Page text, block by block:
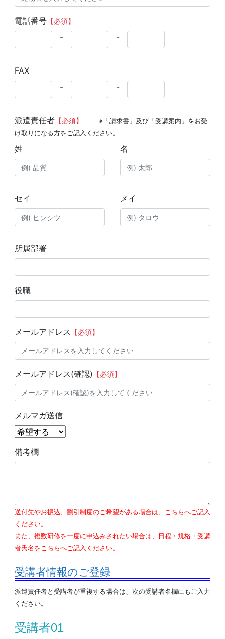
電話番号【必須】
- -
FAX
-
-
派遣責任者【必須】
※「請求書」及び「受講案内」をお受
け取りになる方をご記入ください。
姓 名
セイ メイ
所属部署
役職
メールアドレス 【必須】
メールアドレス(確認) 【必須】
メルマガ送信
備考欄
送付先やお振込、割引制度のご希望がある場合は、こちらへご記入
ください。
また、複数研修を一度に申込みされたい場合は、日程・規格・受講
者氏名をこちらへご記入ください。
受講者情報のご登録
派遣責任者と受講者が重複する場合は、次の受講者名欄にもご入力
ください。
受講者01